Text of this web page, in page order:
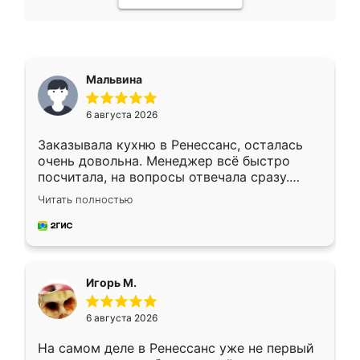
Мальвина
6 августа 2026
Заказывала кухню в Ренессанс, осталась
очень довольна. Менеджер всё быстро
посчитала, на вопросы отвечала сразу.
Замерщик приехал в субботу, подошёл к
делу со всей ответственностью. Собрали
за день, ребята работали аккуратно, даже
Читать полностью
Игорь М.
6 августа 2026
На самом деле в Ренессанс уже не первый